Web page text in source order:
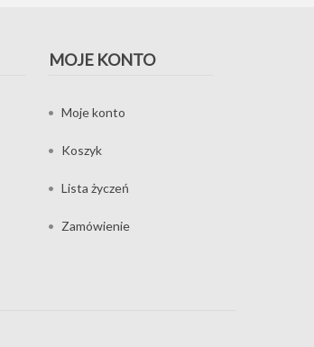
MOJE KONTO
Moje konto
Koszyk
Lista życzeń
Zamówienie